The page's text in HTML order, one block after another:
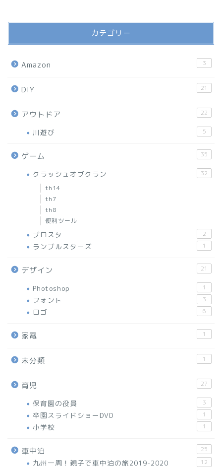
カテゴリー
Amazon 3
DIY 21
アウトドア 22
川遊び 5
ゲーム 35
クラッシュオブクラン 32
th14
th7
th8
便利ツール
ブロスタ 2
ランブルスターズ 1
デザイン 21
Photoshop 1
フォント 3
ロゴ 6
家電 1
未分類 1
育児 27
保育園の役員 3
卒園スライドショーDVD 1
小学校 1
車中泊 25
九州一周！親子で車中泊の旅2019-2020 12